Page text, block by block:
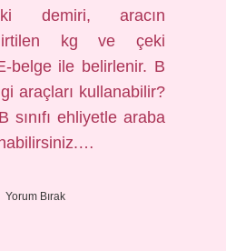
demiri, aracın
kg ve çeki
belge ile belirlenir. B
araçları kullanabilir?
sınıfı ehliyetle araba
Yorum Bırak